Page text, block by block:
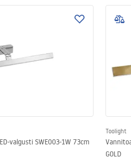
valgusti SWE003-1W 73cm
Toolight
GOLD